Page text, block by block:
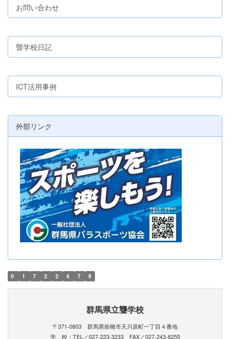
お問い合わせ
聾学校日記
ICT活用事例
外部リンク
0 1 7 2 2 4 7 9
群馬県立聾学校
〒371-0803 群馬県前橋市天川原町一丁目４番地
学 校：TEL／027-223-3233 FAX／027-243-6255